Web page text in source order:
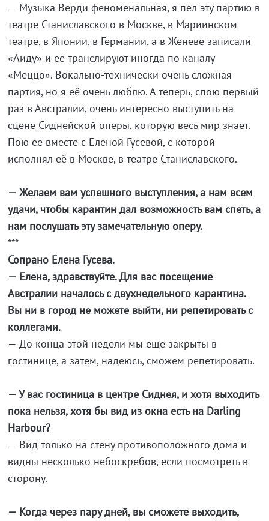
— Музыка Верди феноменальная, я пел эту партию в
театре Станиславского в Москве, в Мариинском
театре, в Японии, в Германии, а в Женеве записали
«Аиду» и её транслируют иногда по каналу
«Меццо». Вокально-технически очень сложная
партия, но я её очень люблю. А теперь, спою первый
раз в Австралии, очень интересно выступить на
сцене Сиднейской оперы, которую весь мир знает.
Пою её вместе с Еленой Гусевой, с которой
исполнял её в Москве, в театре Станиславского.
— Желаем вам успешного выступления, а нам всем
удачи, чтобы карантин дал возможность вам спеть, а
нам послушать эту замечательную оперу.
***
Сопрано Елена Гусева.
— Елена, здравствуйте. Для вас посещение
Австралии началось с двухнедельного карантина.
Вы ни в город не можете выйти, ни репетировать с
коллегами.
— До конца этой недели мы еще закрыты в
гостинице, а затем, надеюсь, сможем репетировать.
— У вас гостиница в центре Сиднея, и хотя выходить
пока нельзя, хотя бы вид из окна есть на Darling
Harbour?
— Вид только на стену противоположного дома и
видны несколько небоскребов, если посмотреть в
сторону.
— Когда через пару дней, вы сможете выходить,